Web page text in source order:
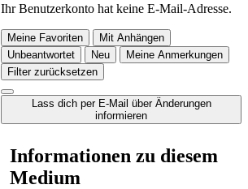
Ihr Benutzerkonto hat keine E-Mail-Adresse.
Meine Favoriten
Mit Anhängen
Unbeantwortet
Neu
Meine Anmerkungen
Filter zurücksetzen
Lass dich per E-Mail über Änderungen
informieren
Informationen zu diesem
Medium